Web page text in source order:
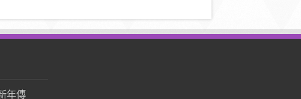
年傳